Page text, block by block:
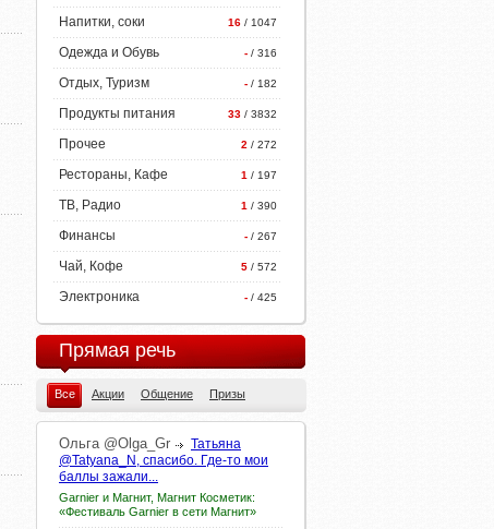
16 / 1047
Напитки, соки
- / 316
Одежда и Обувь
- / 182
Отдых, Туризм
33 / 3832
Продукты питания
2 / 272
Прочее
1 / 197
Рестораны, Кафе
1 / 390
ТВ, Радио
- / 267
Финансы
5 / 572
Чай, Кофе
- / 425
Электроника
Прямая речь
Все Акции Общение Призы
Ольга @Olga_Gr
Татьяна
@Tatyana_N, спасибо. Где-то мои
баллы зажали...
Garnier и Магнит, Магнит Косметик:
«Фестиваль Garnier в сети Магнит»